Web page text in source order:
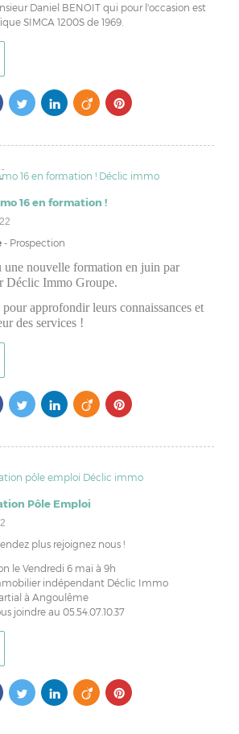
Daniel BENOIT qui pour l'occasion est
SIMCA 1200S de 1969.
16 en formation !
- Prospection
une nouvelle formation en juin par
Déclic Immo Groupe.
approfondir leurs connaissances et
des services !
Pôle Emploi
plus rejoignez nous !
le Vendredi 6 mai à 9h
indépendant Déclic Immo
à Angoulême
joindre au 05.54.07.10.37